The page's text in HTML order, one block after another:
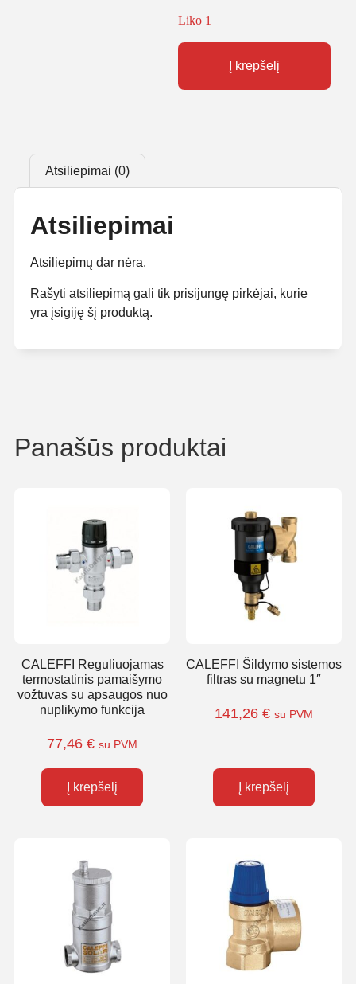
Liko 1
Į krepšelį
Atsiliepimai (0)
Atsiliepimai
Atsiliepimų dar nėra.
Rašyti atsiliepimą gali tik prisijungę pirkėjai, kurie
yra įsigiję šį produktą.
Panašūs produktai
CALEFFI Reguliuojamas
termostatinis pamaišymo
vožtuvas su apsaugos nuo
nuplikymo funkcija
77,46 € su PVM
Į krepšelį
CALEFFI Šildymo sistemos
filtras su magnetu 1″
141,26 € su PVM
Į krepšelį